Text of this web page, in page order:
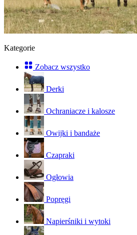
Kategorie
Zobacz wszystko
Derki
Ochraniacze i kalosze
Owijki i bandaże
Czapraki
Ogłowia
Popręgi
Napierśniki i wytoki